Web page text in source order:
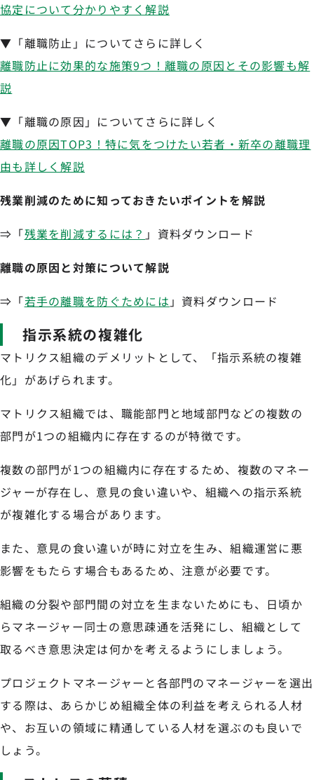
協定について分かりやすく解説
▼「離職防止」についてさらに詳しく
離職防止に効果的な施策9つ！離職の原因とその影響も解
説
▼「離職の原因」についてさらに詳しく
離職の原因TOP3！特に気をつけたい若者・新卒の離職理
由も詳しく解説
残業削減のために知っておきたいポイントを解説
⇒「残業を削減するには？ 」資料ダウンロード
離職の原因と対策について解説
⇒「若手の離職を防ぐためには 」資料ダウンロード
指示系統の複雑化
マトリクス組織のデメリットとして、「指示系統の複雑
化」があげられます。
マトリクス組織では、職能部門と地域部門などの複数の
部門が1つの組織内に存在するのが特徴です。
複数の部門が1つの組織内に存在するため、複数のマネー
ジャーが存在し、意見の食い違いや、組織への指示系統
が複雑化する場合があります。
また、意見の食い違いが時に対立を生み、組織運営に悪
影響をもたらす場合もあるため、注意が必要です。
組織の分裂や部門間の対立を生まないためにも、日頃か
らマネージャー同士の意思疎通を活発にし、組織として
取るべき意思決定は何かを考えるようにしましょう。
プロジェクトマネージャーと各部門のマネージャーを選出
する際は、あらかじめ組織全体の利益を考えられる人材
や、お互いの領域に精通している人材を選ぶのも良いで
しょう。